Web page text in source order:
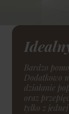
Bardzo
Dodatkowo
działanie
oraz
tylko z